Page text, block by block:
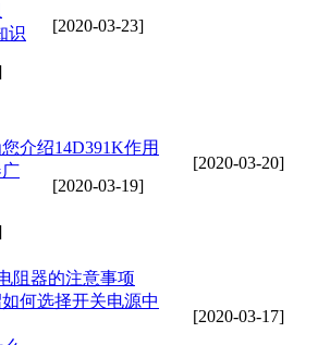
[2020-03-23]
识
[2020-03-20]
介绍14D391K作用
[2020-03-19]
阻器的注意事项
[2020-03-17]
何选择开关电源中